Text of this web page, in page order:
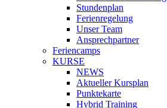
Stundenplan
Ferienregelung
Unser Team
Ansprechpartner
Feriencamps
KURSE
NEWS
Aktueller Kursplan
Punktekarte
Hybrid Training